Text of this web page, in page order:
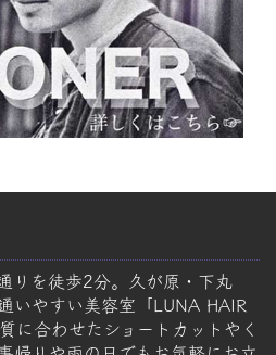
りを徒歩2分。久が原・下丸
いやすい美容室「LUNA HAIR
に合わせたショートカットやく